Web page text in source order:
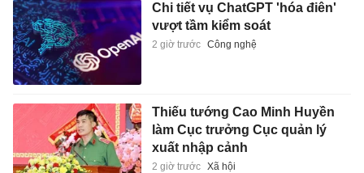
Chi tiết vụ ChatGPT 'hóa điên'
vượt tầm kiểm soát
2 giờ trước Công nghệ
Thiếu tướng Cao Minh Huyền
làm Cục trưởng Cục quản lý
xuất nhập cảnh
2 giờ trước Xã hội